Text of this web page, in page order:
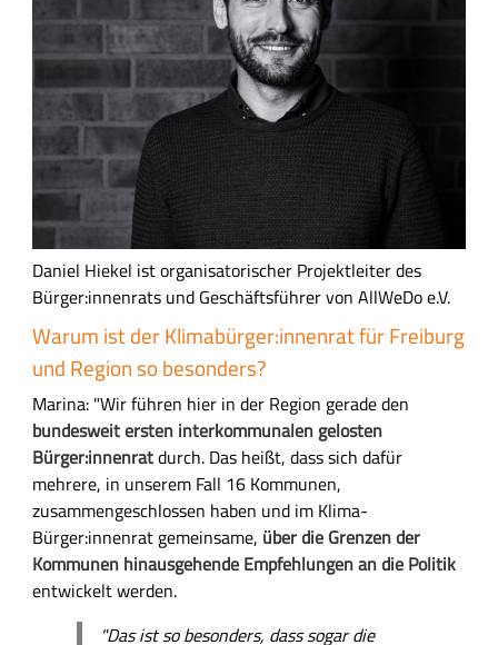
Daniel Hiekel ist organisatorischer Projektleiter des
Bürger:innenrats und Geschäftsführer von AllWeDo e.V.
Warum ist der Klimabürger:innenrat für Freiburg
und Region so besonders?
Marina: "Wir führen hier in der Region gerade den
bundesweit ersten interkommunalen gelosten
Bürger:innenratdurch. Das heißt, dass sich dafür
mehrere, in unserem Fall 16 Kommunen,
zusammengeschlossen haben und im Klima-
Bürger:innenrat gemeinsame, über die Grenzen der
Kommunen hinausgehende Empfehlungen an die Politik
entwickelt werden.
"Das ist so besonders, dass sogar die